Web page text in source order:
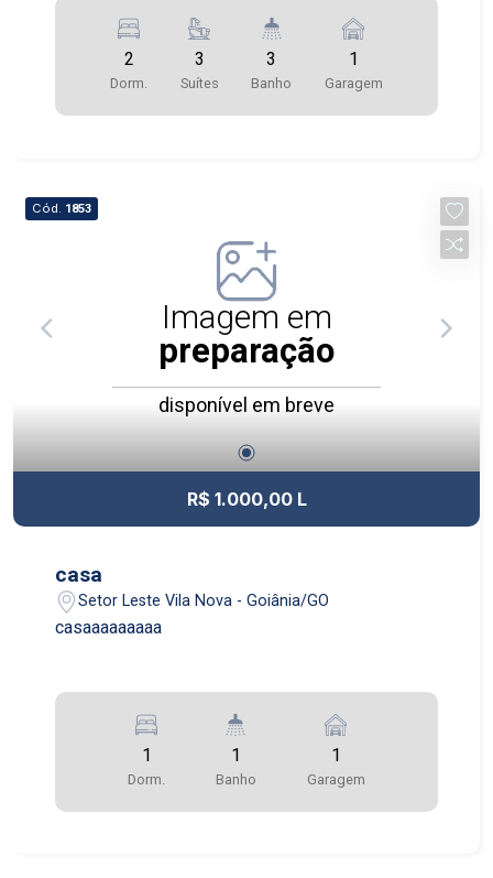
2
Dorm.
3
Suítes
3
Banho
1
Garagem
Cód. 1853
Imagem em
preparação
disponível em breve
R$ 1.000,00 L
casa
Setor Leste Vila Nova - Goiânia/GO
casaaaaaaaaa
1
Dorm.
1
Banho
1
Garagem